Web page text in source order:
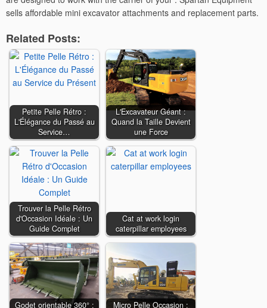
sells affordable mini excavator attachments and replacement parts.
Related Posts:
Petite Pelle Rétro :
L'Élégance du Passé au
Service…
L'Excavateur Géant :
Quand la Taille Devient
une Force
Trouver la Pelle Rétro
d'Occasion Idéale : Un
Guide Complet
Cat at work login
caterpillar employees
Godet orientable 360° :
Micro Pelle Occasion :